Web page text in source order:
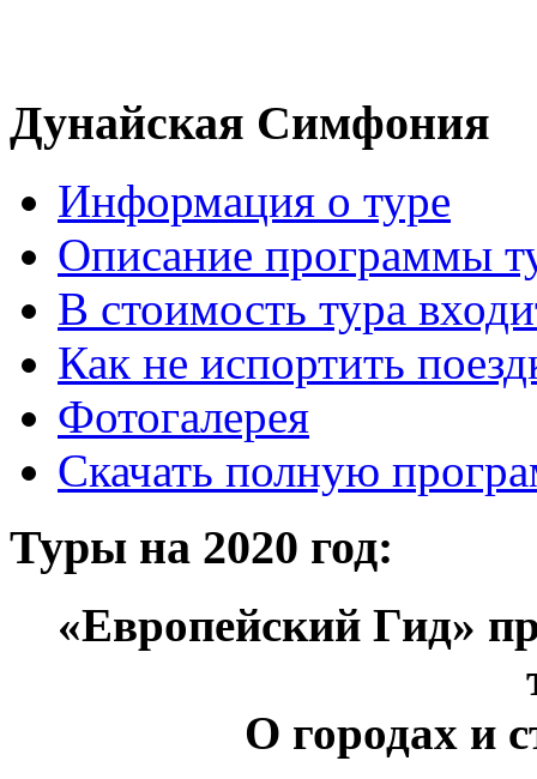
Дунайская Симфония
Информация о туре
Описание программы
В стоимость тура
Как не испортить
Фотогалерея
Скачать полную
Туры на 2020 год:
«Европейский Гид»
О городах и